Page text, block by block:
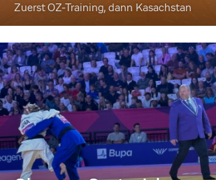
Zuerst OZ-Training, dann Kasachstan